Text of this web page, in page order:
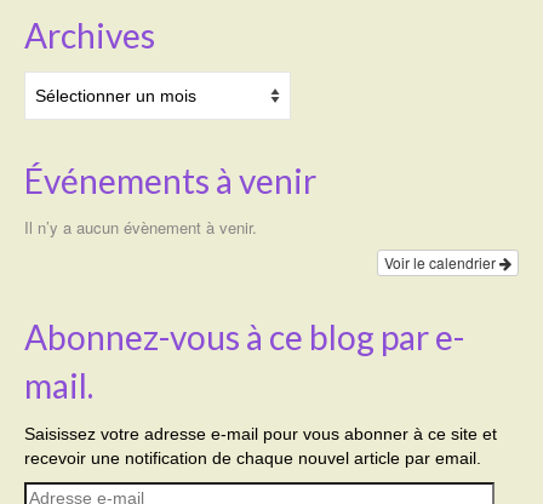
Archives
Événements à venir
Il n’y a aucun évènement à venir.
Voir le calendrier
Abonnez-vous à ce blog par e-
mail.
Saisissez votre adresse e-mail pour vous abonner à ce site et
recevoir une notification de chaque nouvel article par email.
Adresse